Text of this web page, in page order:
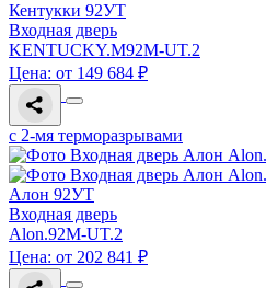
Кентукки 92УТ
Входная дверь
KENTUCKY.M92M-UT.2
Цена: от 149 684 ₽
с 2-мя терморазрывами
Алон 92УТ
Входная дверь
Alon.92M-UT.2
Цена: от 202 841 ₽